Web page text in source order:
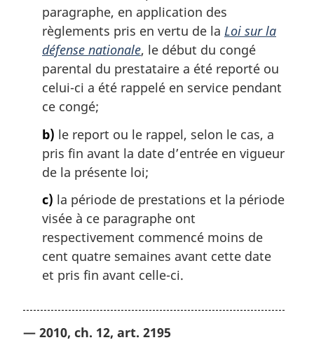
paragraphe, en application des
règlements pris en vertu de la Loi sur la
défense nationale, le début du congé
parental du prestataire a été reporté ou
celui-ci a été rappelé en service pendant
ce congé;
b) le report ou le rappel, selon le cas, a
pris fin avant la date d’entrée en vigueur
de la présente loi;
c) la période de prestations et la période
visée à ce paragraphe ont
respectivement commencé moins de
cent quatre semaines avant cette date
et pris fin avant celle-ci.
— 2010, ch. 12, art. 2195